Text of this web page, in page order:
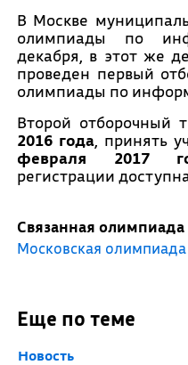
В Москве
олимпиады по
декабря, в этот же
проведен первый
олимпиады по
Второй отборочный
2016 года, принять
февраля 2017
регистрации
Связанная олимпиада
Московская
Еще по теме
Новость